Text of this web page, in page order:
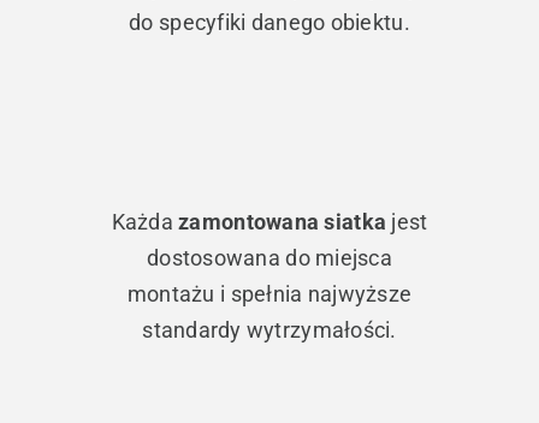
do specyfiki danego obiektu.
Każdazamontowana siatka jest
dostosowana do miejsca
montażu i spełnia najwyższe
standardy wytrzymałości.